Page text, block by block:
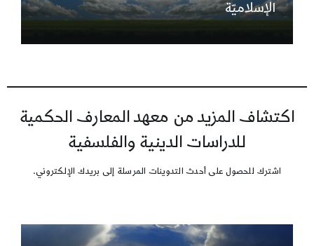
الإسلاميّة
اكتشاف المزيد من معهد المعارف الحكمية
للدراسات الدينية والفلسفية
اشترك للحصول على أحدث التدوينات المرسلة إلى بريدك الإلكتروني.